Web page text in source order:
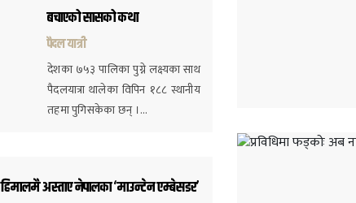
बचाएको सासको कथा
पैदल यात्री
देशका ७५३ पालिका पुग्ने लक्ष्यका साथ
पैदलयात्रा थालेका विपिन १८८ स्थानीय
तहमा पुगिसकेका छन् ।…
हिमालमै अस्ताए नेपालका ‘माउन्टेन एम्बेसडर’